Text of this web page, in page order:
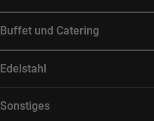
Buffet und Catering
Edelstahl
Sonstiges